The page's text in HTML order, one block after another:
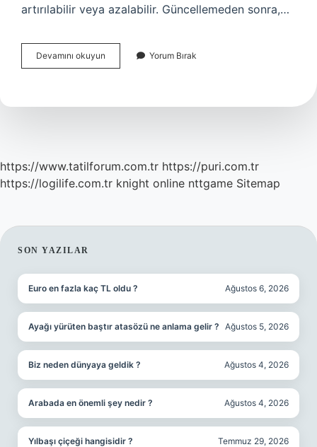
artırılabilir veya azalabilir. Güncellemeden sonra,…
Devamını okuyun
Meslek
Düzeltilir
Yorum Bırak
https://www.tatilforum.com.tr https://puri.com.tr
https://logilife.com.tr knight online nttgame Sitemap
SIDEBAR
SON YAZILAR
Euro en fazla kaç TL oldu ? Ağustos 6, 2026
Ayağı yürüten baştır atasözü ne anlama gelir ? Ağustos 5, 2026
Biz neden dünyaya geldik ? Ağustos 4, 2026
Arabada en önemli şey nedir ? Ağustos 4, 2026
Yılbaşı çiçeği hangisidir ? Temmuz 29, 2026